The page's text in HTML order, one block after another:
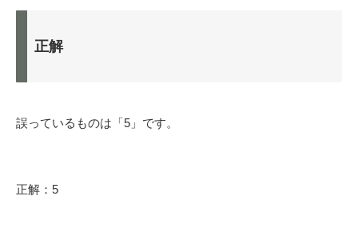
正解
誤っているものは「5」です。
正解：5